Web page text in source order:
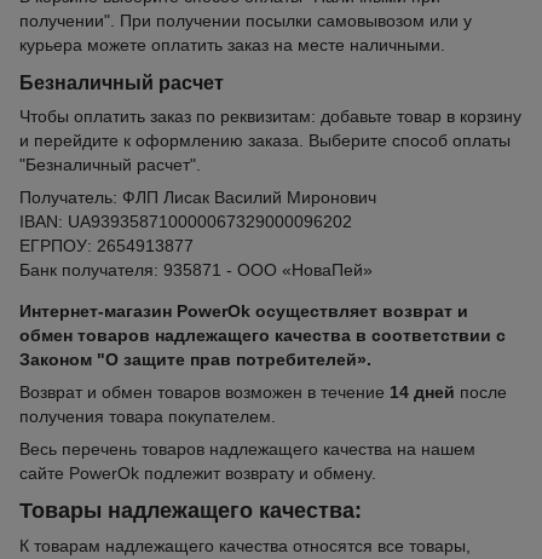
получении". При получении посылки самовывозом или у
курьера можете оплатить заказ на месте наличными.
Безналичный расчет
Чтобы оплатить заказ по реквизитам: добавьте товар в корзину
и перейдите к оформлению заказа. Выберите способ оплаты
"Безналичный расчет".
Получатель: ФЛП Лисак Василий Миронович
IBAN: UA939358710000067329000096202
ЕГРПОУ: 2654913877
Банк получателя: 935871 - ООО «НоваПей»
Интернет-магазин PowerOk осуществляет возврат и
обмен товаров надлежащего качества в соответствии с
Законом "О защите прав потребителей».
Возврат и обмен товаров возможен в течение 14 дней после
получения товара покупателем.
Весь перечень товаров надлежащего качества на нашем
сайте PowerOk подлежит возврату и обмену.
Товары надлежащего качества:
К товарам надлежащего качества относятся все товары,